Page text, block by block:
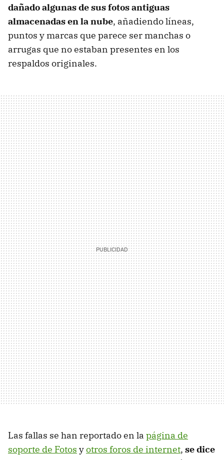
dañado algunas de sus fotos antiguas
almacenadas en la nube, añadiendo líneas,
puntos y marcas que parece ser manchas o
arrugas que no estaban presentes en los
respaldos originales.
Las fallas se han reportado en la página de
soporte de Fotos yotros foros de internet, se dice